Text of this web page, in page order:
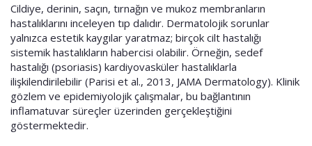
Cildiye, derinin, saçın, tırnağın ve mukoz membranların
hastalıklarını inceleyen tıp dalıdır. Dermatolojik sorunlar
yalnızca estetik kaygılar yaratmaz; birçok cilt hastalığı
sistemik hastalıkların habercisi olabilir. Örneğin, sedef
hastalığı (psoriasis) kardiyovasküler hastalıklarla
ilişkilendirilebilir (Parisi et al., 2013, JAMA Dermatology). Klinik
gözlem ve epidemiyolojik çalışmalar, bu bağlantının
inflamatuvar süreçler üzerinden gerçekleştiğini
göstermektedir.